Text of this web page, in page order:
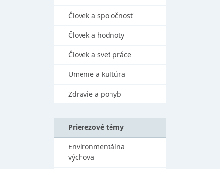
Človek a spoločnosť
Človek a hodnoty
Človek a svet práce
Umenie a kultúra
Zdravie a pohyb
Prierezové témy
Environmentálna
výchova